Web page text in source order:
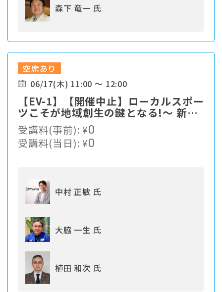
森下 竜一 氏
空席あり
06/17(木) 11:00 ～ 12:00
【EV-1】【開催中止】ローカルスポー
ツこそが地域創生の鍵となる!〜 新た
なスポーツソリューションの提案
受講料(事前):¥0
受講料(当日):¥0
中村 正敏 氏
大脇 一生 氏
植田 和次 氏